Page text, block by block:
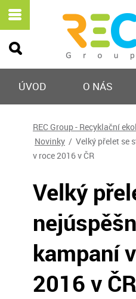
ÚVOD O NÁS
REC Group - Recyklační
Novinky / Velký přelet se
v roce 2016 v ČR
Velký
kampaní
2016 v ČR